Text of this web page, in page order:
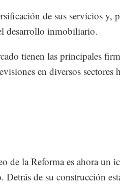
de sus servicios y,
desarrollo inmobiliario.
tienen las principales
en diversos sectores
de la Reforma es ahora un
de su construcción